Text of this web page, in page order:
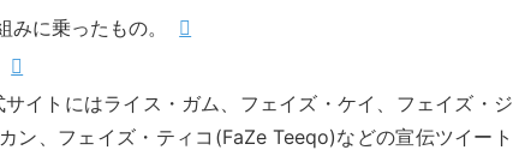
に乗ったもの。
イトにはライス・ガム、フェイズ・ケイ、フェイズ・ジ
ン、フェイズ・ティコ(FaZe Teeqo)などの宣伝ツイート